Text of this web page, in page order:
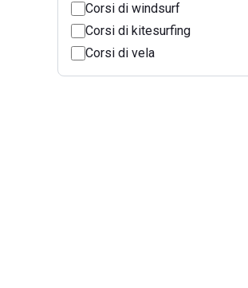
Corsi di windsurf
Corsi di kitesurfing
Corsi di vela